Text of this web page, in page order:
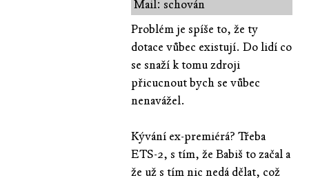
Mail: schován
Problém je spíše to, že ty
dotace vůbec existují. Do lidí co
se snaží k tomu zdroji
přicucnout bych se vůbec
nenavážel.
Kývání ex-premiérá? Třeba
ETS-2, s tím, že Babiš to začal a
že už s tím nic nedá dělat, což